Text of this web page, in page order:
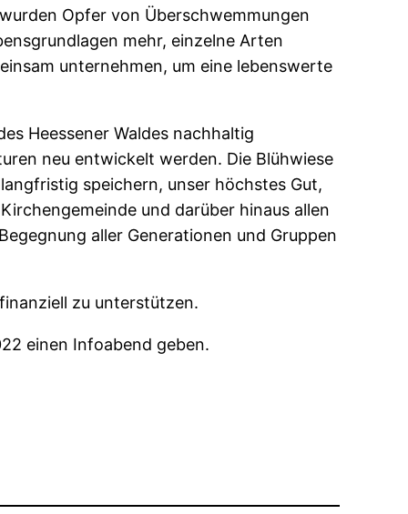
Opfer von Überschwemmungen
mehr, einzelne Arten
unternehmen, um eine lebenswerte
Heessener Waldes nachhaltig
neu entwickelt werden. Die Blühwiese
speichern, unser höchstes Gut,
und darüber hinaus allen
aller Generationen und Gruppen
zu unterstützen.
einen Infoabend geben.